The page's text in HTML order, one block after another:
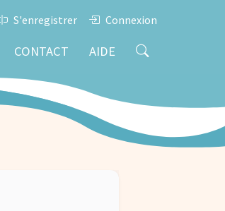
S'enregistrer Connexion
CONTACT AIDE